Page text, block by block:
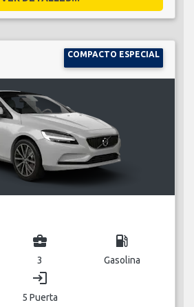
COMPACTO ESPECIAL
business_center
3
local_gas_station
Gasolina
login
5 Puerta